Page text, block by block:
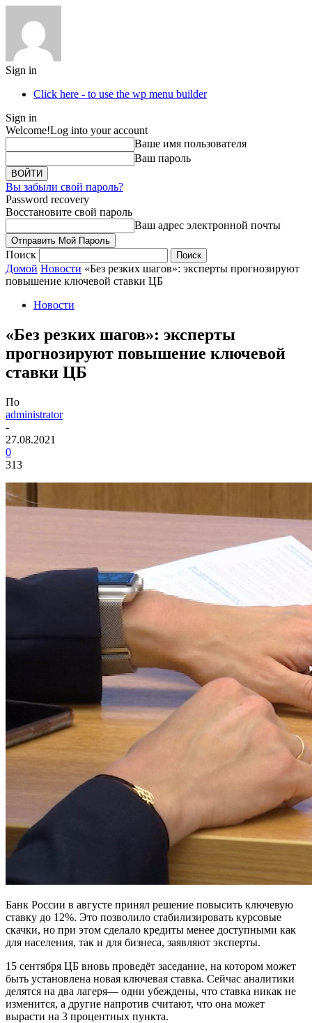
Sign in
Click here - to use the wp menu builder
Sign in
Welcome!Log into your account
Ваше имя пользователя
Ваш пароль
Вы забыли свой пароль?
Password recovery
Восстановите свой пароль
Ваш адрес электронной почты
Поиск
Домой Новости «Без резких шагов»: эксперты прогнозируют
повышение ключевой ставки ЦБ
Новости
«Без резких шагов»: эксперты
прогнозируют повышение ключевой
ставки ЦБ
По
administrator
-
27.08.2021
0
313
Банк России в августе принял решение повысить ключевую
ставку до 12%. Это позволило стабилизировать курсовые
скачки, но при этом сделало кредиты менее доступными как
для населения, так и для бизнеса, заявляют эксперты.
15 сентября ЦБ вновь проведёт заседание, на котором может
быть установлена новая ключевая ставка. Сейчас аналитики
делятся на два лагеря— одни убеждены, что ставка никак не
изменится, а другие напротив считают, что она может
вырасти на 3 процентных пункта.